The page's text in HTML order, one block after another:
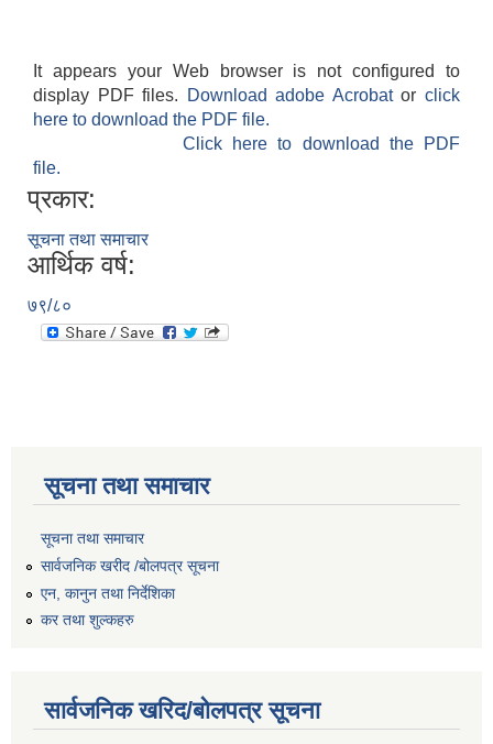
It appears your Web browser is not configured to
display PDF files.
Download adobe Acrobatorclick
here to download the PDF file.
Click here to download the PDF
file.
प्रकार:
सूचना तथा समाचार
आर्थिक वर्ष:
७९/८०
सूचना तथा समाचार
सूचना तथा समाचार
सार्वजनिक खरीद /बोलपत्र सूचना
एन, कानुन तथा निर्देशिका
कर तथा शुल्कहरु
सार्वजनिक खरिद/बोलपत्र सूचना